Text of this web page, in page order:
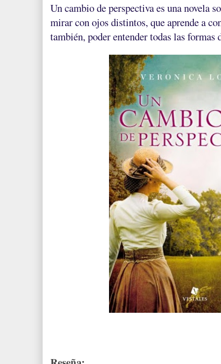
Un cambio de perspectiva es una novela
mirar con ojos distintos, que aprende a
también, poder entender todas las formas